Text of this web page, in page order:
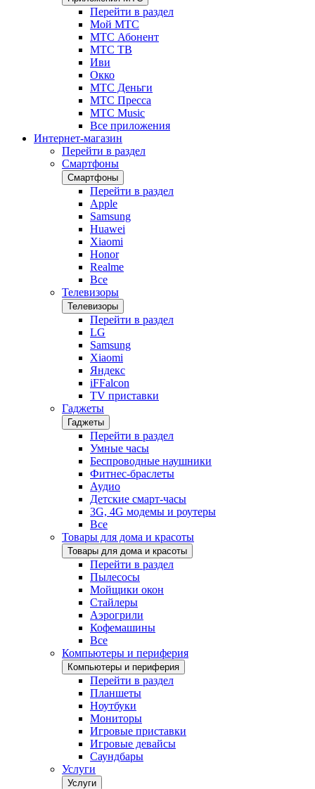
Перейти в раздел
Мой МТС
МТС Абонент
МТС ТВ
Иви
Окко
МТС Деньги
МТС Пресса
МТС Music
Все приложения
Интернет-магазин
Перейти в раздел
Смартфоны
Смартфоны
Перейти в раздел
Apple
Samsung
Huawei
Xiaomi
Honor
Realme
Все
Телевизоры
Телевизоры
Перейти в раздел
LG
Samsung
Xiaomi
Яндекс
iFFalcon
TV приставки
Гаджеты
Гаджеты
Перейти в раздел
Умные часы
Беспроводные наушники
Фитнес-браслеты
Аудио
Детские смарт-часы
3G, 4G модемы и роутеры
Все
Товары для дома и красоты
Товары для дома и красоты
Перейти в раздел
Пылесосы
Мойщики окон
Стайлеры
Аэрогрили
Кофемашины
Все
Компьютеры и периферия
Компьютеры и периферия
Перейти в раздел
Планшеты
Ноутбуки
Мониторы
Игровые приставки
Игровые девайсы
Саундбары
Услуги
Услуги